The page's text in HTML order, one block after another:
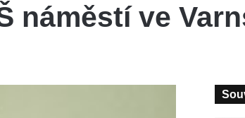
náměstí ve